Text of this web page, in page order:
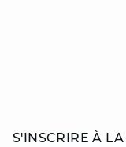
S'INSCRIRE À